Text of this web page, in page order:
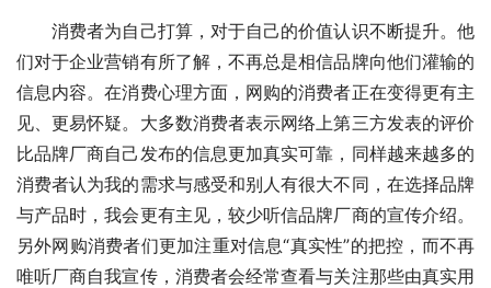
消费者为自己打算，对于自己的价值认识不断提升。他
们对于企业营销有所了解，不再总是相信品牌向他们灌输的
信息内容。在消费心理方面，网购的消费者正在变得更有主
见、更易怀疑。大多数消费者表示网络上第三方发表的评价
比品牌厂商自己发布的信息更加真实可靠，同样越来越多的
消费者认为我的需求与感受和别人有很大不同，在选择品牌
与产品时，我会更有主见，较少听信品牌厂商的宣传介绍。
另外网购消费者们更加注重对信息“真实性”的把控，而不再
唯听厂商自我宣传，消费者会经常查看与关注那些由真实用